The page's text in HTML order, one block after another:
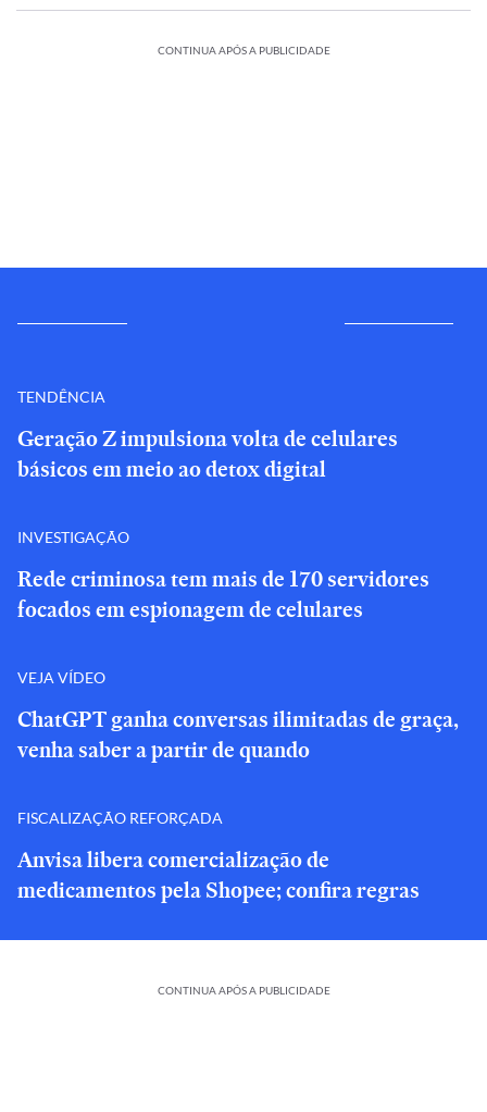
CONTINUA APÓS A PUBLICIDADE
TENDÊNCIA
Geração Z impulsiona volta de celulares
básicos em meio ao detox digital
INVESTIGAÇÃO
Rede criminosa tem mais de 170 servidores
focados em espionagem de celulares
VEJA VÍDEO
ChatGPT ganha conversas ilimitadas de graça,
venha saber a partir de quando
FISCALIZAÇÃO REFORÇADA
Anvisa libera comercialização de
medicamentos pela Shopee; confira regras
CONTINUA APÓS A PUBLICIDADE